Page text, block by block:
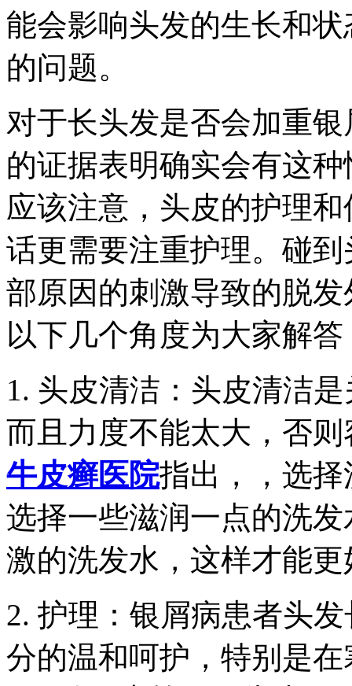
能会影响头发的生长和
的问题。
对于长头发是否会加重
的证据表明确实会有这
应该注意，头皮的护理
话更需要注重护理。碰
部原因的刺激导致的脱
以下几个角度为大家解答
1. 头皮清洁：头皮清洁
而且力度不能太大，否
牛皮癣医院指出，，选
选择一些滋润一点的洗
激的洗发水，这样才能
2. 护理：银屑病患者头
分的温和呵护，特别是